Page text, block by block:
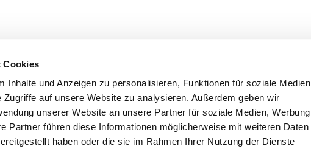
Cookies
Inhalte und Anzeigen zu personalisieren, Funktionen für soziale Medien
Zugriffe auf unsere Website zu analysieren. Außerdem geben wir
unserer Website an unsere Partner für soziale Medien, Werbung
Partner führen diese Informationen möglicherweise mit weiteren Daten
haben oder die sie im Rahmen Ihrer Nutzung der Dienste